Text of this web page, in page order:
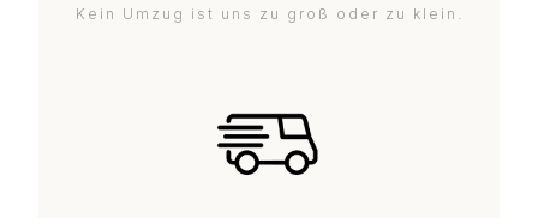
Kein Umzug ist uns zu groß oder zu klein.